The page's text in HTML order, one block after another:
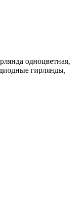
одноцветная,
гирлянды,